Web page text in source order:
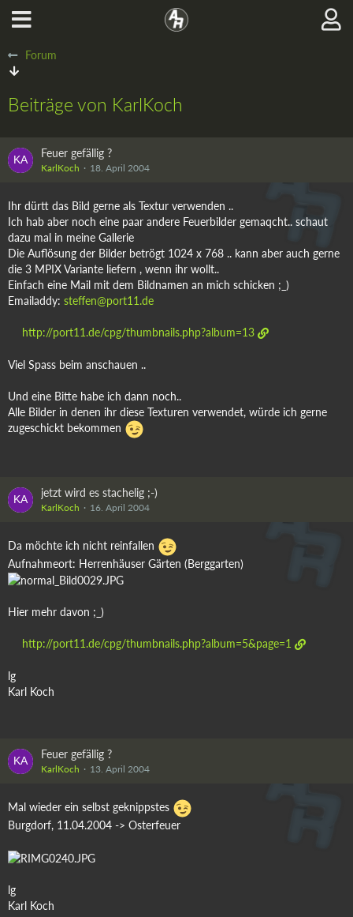
Forum
Beiträge von KarlKoch
Feuer gefällig ?
KarlKoch 18. April 2004
Ihr dürtt das Bild gerne als Textur verwenden ..
Ich hab aber noch eine paar andere Feuerbilder gemaqcht.. schaut
dazu mal in meine Gallerie
Die Auflösung der Bilder betrögt 1024 x 768 .. kann aber auch gerne
die 3 MPIX Variante liefern , wenn ihr wollt..
Einfach eine Mail mit dem Bildnamen an mich schicken ;_)
Emailaddy: steffen@port11.de
http://port11.de/cpg/thumbnails.php?album=13
Viel Spass beim anschauen ..
Und eine Bitte habe ich dann noch..
Alle Bilder in denen ihr diese Texturen verwendet, würde ich gerne
zugeschickt bekommen
jetzt wird es stachelig ;-)
KarlKoch 16. April 2004
Da möchte ich nicht reinfallen
Aufnahmeort: Herrenhäuser Gärten (Berggarten)
Hier mehr davon ;_)
http://port11.de/cpg/thumbnails.php?album=5&page=1
lg
Karl Koch
Feuer gefällig ?
KarlKoch 13. April 2004
Mal wieder ein selbst geknippstes
Burgdorf, 11.04.2004 -> Osterfeuer
lg
Karl Koch